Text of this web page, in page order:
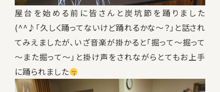
屋台を始める前に皆さんと炭坑節を踊りました
(^^♪「久しく踊ってないけど踊れるかな～？」と話され
てみえましたが、いざ音楽が掛かると「掘って～掘って
～また掘って～」と掛け声をされながらとてもお上手
に踊られました